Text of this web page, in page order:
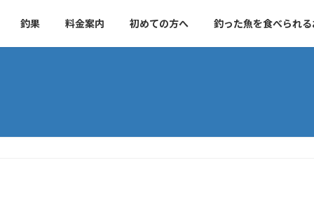
釣果 料金案内 初めての方へ 釣った魚を食べられ